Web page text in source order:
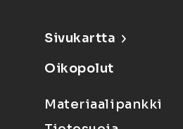
Sivukartta
Oikopolut
Materiaalipankki